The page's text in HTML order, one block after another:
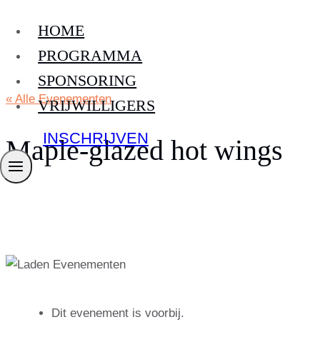
naar
inhoud
HOME
PROGRAMMA
SPONSORING
VRIJWILLIGERS
INSCHRIJVEN
« Alle Evenementen
Maple-glazed hot wings
Dit evenement is voorbij.